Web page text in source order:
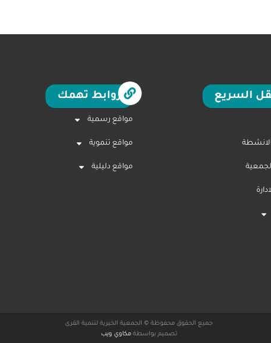
السريع روابط تهمك
مواقع رسمية
مواقع تنموية
مواقع دليلية
جميع الحقوق محفوظة © الجمعية الخيرية لتنمية القرى
تصميم بواسطةمكاوي ويب